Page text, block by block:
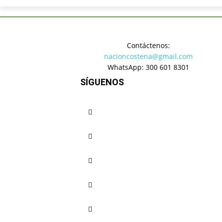
Deportes
Octavos
Contáctenos:
nacioncostena@gmail.com
WhatsApp: 300 601 8301
SÍGUENOS